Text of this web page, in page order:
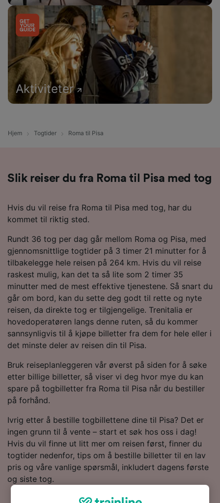
Aktiviteter
Hjem Togtider Roma til Pisa
Slik reiser du fra Roma til Pisa med tog
Hvis du vil reise fra Roma til Pisa med tog, har du
kommet til riktig sted.
Rundt 36 tog per dag går mellom Roma og Pisa, med
gjennomsnittlige togtider på 3 timer 21 minutter for å
tilbakelegge hele reisen på 264 km. Hvis du vil reise
raskest mulig, kan det ta så lite som 2 timer 35
minutter med de mest effektive tjenestene. Så snart du
går om bord, kan du sette deg godt til rette og nyte
reisen, da direkte tog er tilgjengelige. Trenitalia er
hovedoperatøren langs denne ruten, så du kommer
sannsynligvis til å kjøpe billetter fra dem for hele eller i
det minste deler av reisen din til Pisa.
Bruk reiseplanleggeren vår øverst på siden for å søke
etter billige billetter, så viser vi deg hvor mye du kan
spare på togbilletter fra Roma til Pisa når du bestiller
på forhånd.
Ivrig etter å bestille togbillettene dine til Pisa? Det er
ingen grunn til å vente – start et søk hos oss i dag!
Hvis du vil finne ut litt mer om reisen først, finner du
togtider nedenfor, tips om å bestille billetter til en lav
pris og våre vanlige spørsmål, inkludert dagens første
og siste tog.